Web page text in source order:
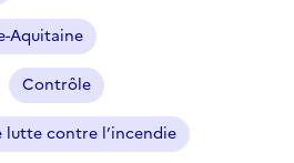
l
e
c
t
i
Aquitaine
Contrôle
lutte contre l’incendie